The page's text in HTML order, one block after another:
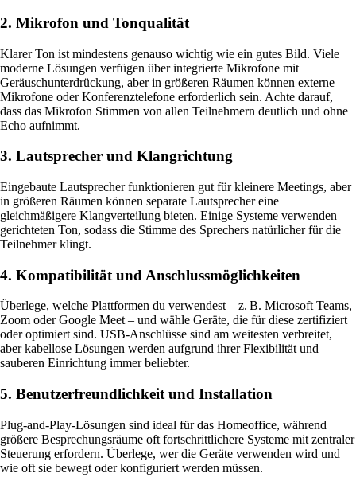
2. Mikrofon und Tonqualität
Klarer Ton ist mindestens genauso wichtig wie ein gutes Bild. Viele
moderne Lösungen verfügen über integrierte Mikrofone mit
Geräuschunterdrückung, aber in größeren Räumen können externe
Mikrofone oder Konferenztelefone erforderlich sein. Achte darauf,
dass das Mikrofon Stimmen von allen Teilnehmern deutlich und ohne
Echo aufnimmt.
3. Lautsprecher und Klangrichtung
Eingebaute Lautsprecher funktionieren gut für kleinere Meetings, aber
in größeren Räumen können separate Lautsprecher eine
gleichmäßigere Klangverteilung bieten. Einige Systeme verwenden
gerichteten Ton, sodass die Stimme des Sprechers natürlicher für die
Teilnehmer klingt.
4. Kompatibilität und Anschlussmöglichkeiten
Überlege, welche Plattformen du verwendest – z. B. Microsoft Teams,
Zoom oder Google Meet – und wähle Geräte, die für diese zertifiziert
oder optimiert sind. USB-Anschlüsse sind am weitesten verbreitet,
aber kabellose Lösungen werden aufgrund ihrer Flexibilität und
sauberen Einrichtung immer beliebter.
5. Benutzerfreundlichkeit und Installation
Plug-and-Play-Lösungen sind ideal für das Homeoffice, während
größere Besprechungsräume oft fortschrittlichere Systeme mit zentraler
Steuerung erfordern. Überlege, wer die Geräte verwenden wird und
wie oft sie bewegt oder konfiguriert werden müssen.